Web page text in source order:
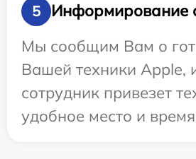
5
Информирование
Мы сообщим Вам о
Вашей техники Apple,
сотрудник привезет
удобное место и